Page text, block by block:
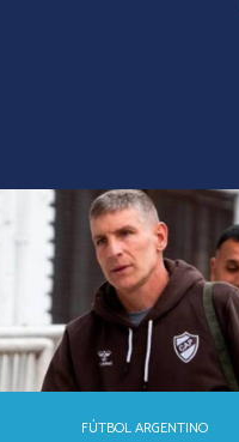
FÚTBOL ARGENTINO